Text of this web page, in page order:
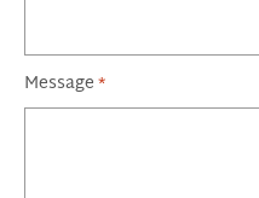
Message*